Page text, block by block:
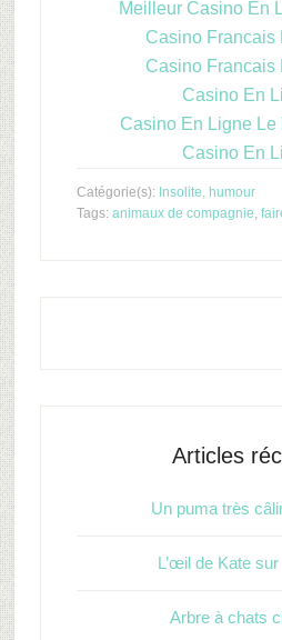
Meilleur Casino En
Casino Francais
Casino Francais
Casino En
Casino En Ligne Le
Casino En
Catégorie(s): Insolite, humour
Tags: animaux de compagnie,
Articles
Un puma très
L’œil de Kate
Arbre à chats